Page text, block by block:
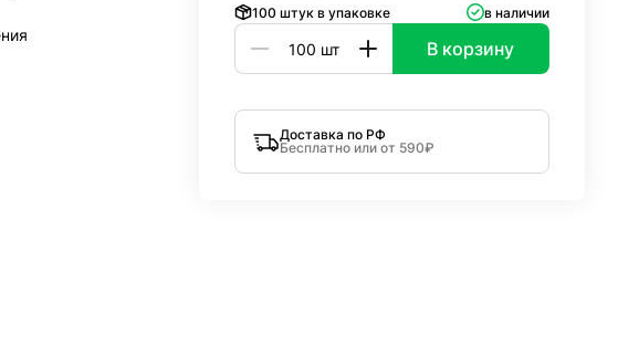
100 штук в упаковке в наличии
В корзину
Доставка по РФ
Бесплатно или от 590₽